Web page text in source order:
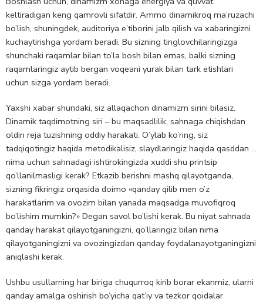
keltiradigan keng qamrovli sifatdir. Ammo dinamikroq ma’ruzachi
bo’lish, shuningdek, auditoriya e’tiborini jalb qilish va xabaringizni
kuchaytirishga yordam beradi. Bu sizning tinglovchilaringizga
shunchaki raqamlar bilan to’la bosh bilan emas, balki sizning
raqamlaringiz aytib bergan voqeani yurak bilan tark etishlari
uchun sizga yordam beradi.
Yaxshi xabar shundaki, siz allaqachon dinamizm sirini bilasiz.
Dinamik taqdimotning siri – bu maqsadlilik, sahnaga chiqishdan
oldin reja tuzishning oddiy harakati. O’ylab ko’ring, siz
tadqiqotingiz haqida metodikalisiz, slaydlaringiz haqida qasddan …
nima uchun sahnadagi ishtirokingizda xuddi shu printsip
qo’llanilmasligi kerak? Etkazib berishni mashq qilayotganda,
sizning fikringiz orqasida doimo «qanday qilib men o’z
harakatlarim va ovozim bilan yanada maqsadga muvofiqroq
bo’lishim mumkin?» Degan savol bo’lishi kerak. Bu niyat sahnada
qanday harakat qilayotganingizni, qo’llaringiz bilan nima
qilayotganingizni va ovozingizdan qanday foydalanayotganingizni
aniqlashi kerak.
Ushbu usullarning har biriga chuqurroq kirib borar ekanmiz, ularni
qanday amalga oshirish bo’yicha qat’iy va tezkor qoidalar